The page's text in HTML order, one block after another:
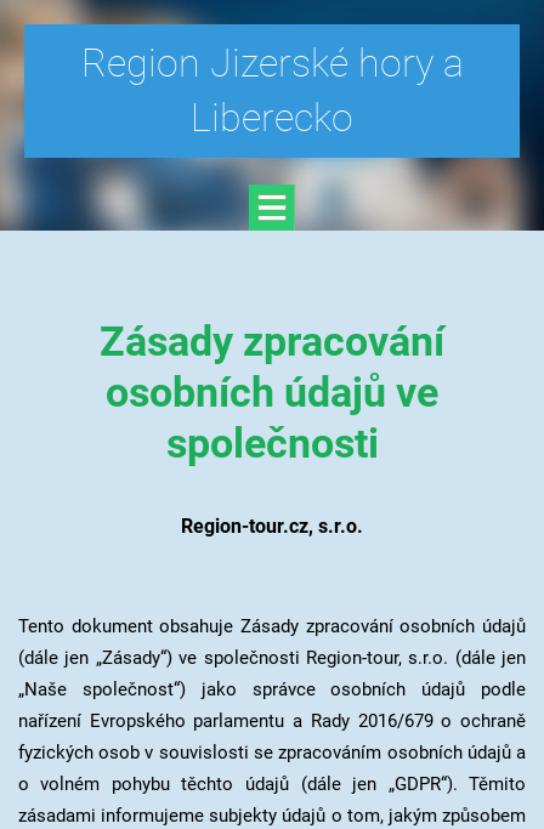
Region Jizerské hory a
Liberecko
Zásady zpracování
osobních údajů ve
společnosti
Region-tour.cz, s.r.o.
Tento dokument obsahuje Zásady zpracování osobních údajů
(dále jen „Zásady“) ve společnosti Region-tour, s.r.o. (dále jen
„Naše společnost“) jako správce osobních údajů podle
nařízení Evropského parlamentu a Rady 2016/679 o ochraně
fyzických osob v souvislosti se zpracováním osobních údajů a
o volném pohybu těchto údajů (dále jen „GDPR“). Těmito
zásadami informujeme subjekty údajů o tom, jakým způsobem